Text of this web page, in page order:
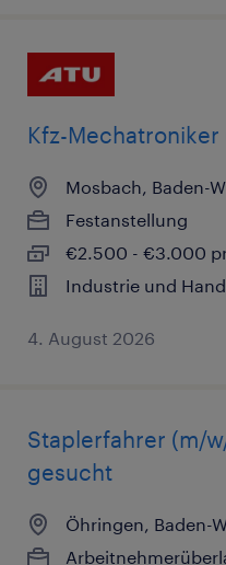
Kfz-Mechatroniker
Mosbach, Baden-
Festanstellung
€2.500 - €3.000
Industrie und
4. August 2026
Staplerfahrer (m/
gesucht
Öhringen, Baden-